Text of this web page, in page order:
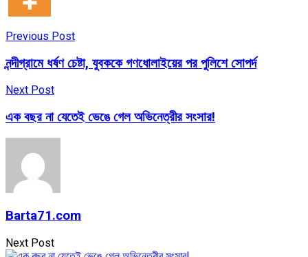
Previous Post
নন্দীগ্রামে ধর্ষণ চেষ্টা, যুবককে গণধোলাইয়ের পর পুলিশে সোপর্দ
Next Post
এক বছর না যেতেই ভেঙে গেল অভিনেত্রীর সংসার!
Barta71.com
Next Post